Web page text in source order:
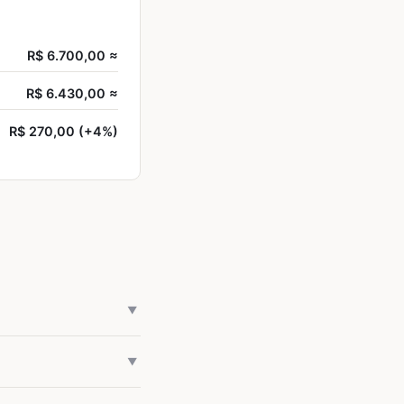
R$ 6.700,00 ≈
R$ 6.430,00 ≈
R$ 270,00 (+4%)
▼
o site do Banco
variar ao longo do
▼